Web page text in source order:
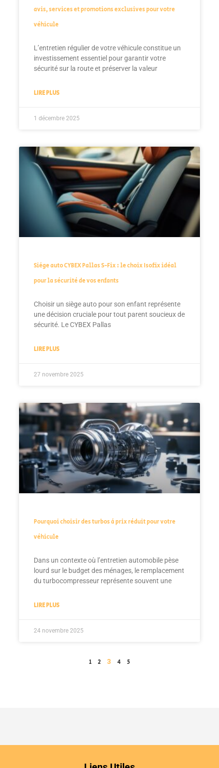
avis, services et promotions exclusives pour votre
véhicule
L’entretien régulier de votre véhicule constitue un
investissement essentiel pour garantir votre
sécurité sur la route et préserver la valeur
LIRE PLUS
1 décembre 2025
Siège auto CYBEX Pallas S-Fix : le choix Isofix idéal
pour la sécurité de vos enfants
Choisir un siège auto pour son enfant représente
une décision cruciale pour tout parent soucieux de
sécurité. Le CYBEX Pallas
LIRE PLUS
27 novembre 2025
Pourquoi choisir des turbos à prix réduit pour votre
véhicule
Dans un contexte où l’entretien automobile pèse
lourd sur le budget des ménages, le remplacement
du turbocompresseur représente souvent une
LIRE PLUS
24 novembre 2025
1 2 3 4 5